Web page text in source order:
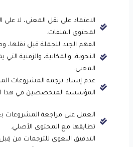
عالية، فإننا لا نقدم هذه
من خلال مترجمينا
والمتخصصين في ترجمة
المالية. الذين يعملون
جميع الوثائق المالية
الاعتماد على نقل المعنى، لا على
لمحتوى الملفات.
الفهم الجيد للجملة قبل نقلها،
النحوية، والمكانية، والزمنية التي
المعنى.
عدم إسناد ترجمة المشروعات
المؤسسة المتخصصين في هذا
العمل على مراجعة المشروعات
تطابقها مع المحتوى الأصلي.
التدقيق اللغوي للترجمات من قِبل